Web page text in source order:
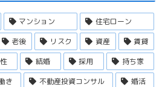
マンション
住宅ローン
老後 リスク 資産
賃貸
結婚 採用
持ち家
き 不動産投資コンサル
婚活